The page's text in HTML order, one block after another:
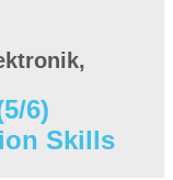
6)
Skills